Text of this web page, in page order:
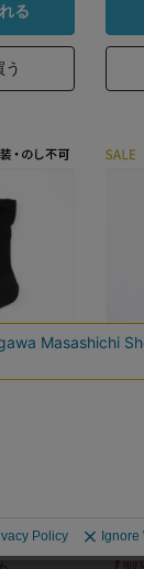
る
う
めつ
ウー
【
け
ー：
ト内における閲覧履
クッキー（Cookie）
ポリシー